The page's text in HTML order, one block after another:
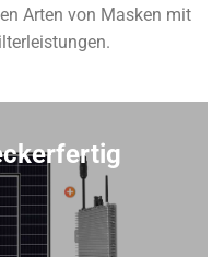
Arten von Masken mit